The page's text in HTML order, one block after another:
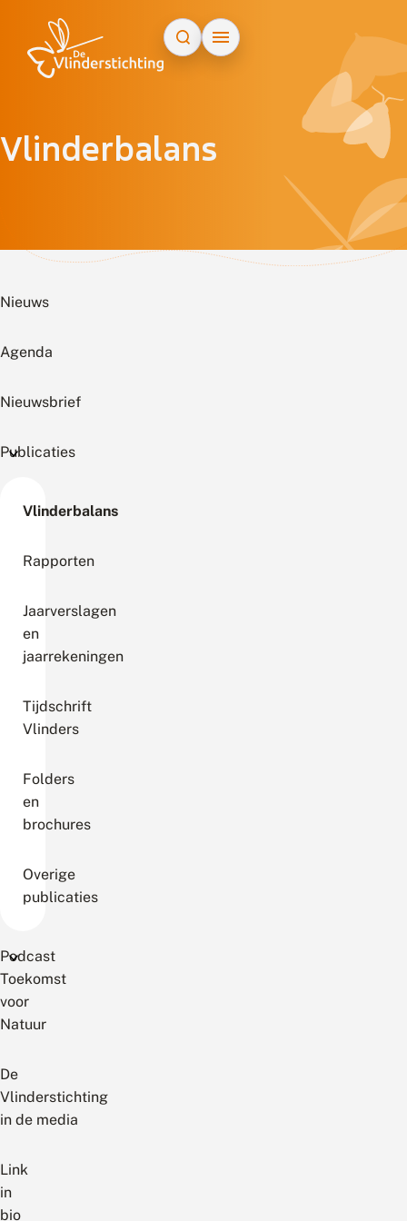
Vlinderbalans
Nieuws
Agenda
Nieuwsbrief
Publicaties
Vlinderbalans
Rapporten
Jaarverslagen
en
jaarrekeningen
Tijdschrift
Vlinders
Folders
en
brochures
Overige
publicaties
Podcast
Toekomst
voor
Natuur
De
Vlinderstichting
in de media
Link
in
bio